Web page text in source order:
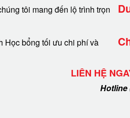
tôi mang đến lộ trình trọn
Học bổng tối ưu chi phí và
LIÊN HỆ
Hotline